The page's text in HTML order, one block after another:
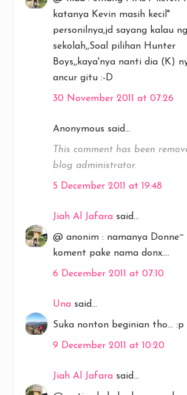
katanya Kevin masih kecil"
personilnya,jd sayang kalau
sekolah,,Soal pilihan Hunter
Boys,,kaya'nya nanti dia (K)
ancur gitu :-D
30 November 2011 at 07:26
Anonymous said...
This comment has been
blog administrator.
5 December 2011 at 19:48
Jiah Al Jafara said...
@ anonim : namanya Donne~
koment pake nama donx....
6 December 2011 at 07:10
Una said...
Suka nonton beginian tho... :p
9 December 2011 at 10:20
Jiah Al Jafara said...